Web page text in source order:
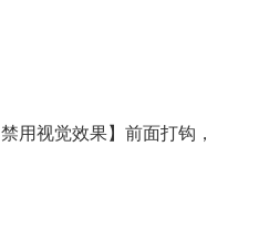
用视觉效果】前面打钩，